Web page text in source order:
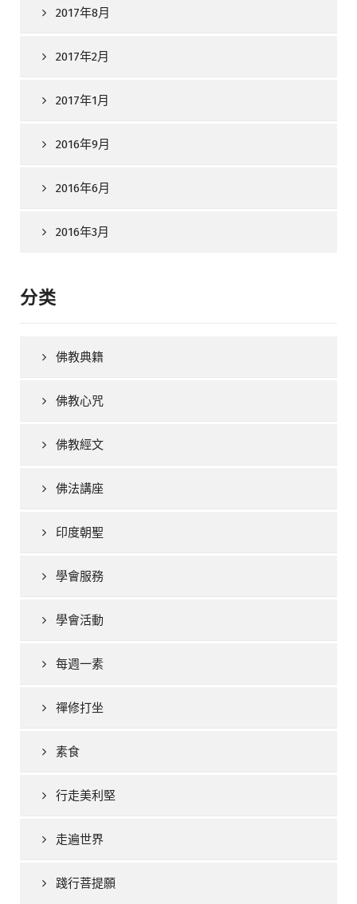
2017年8月
2017年2月
2017年1月
2016年9月
2016年6月
2016年3月
分类
佛教典籍
佛教心咒
佛教經文
佛法講座
印度朝聖
學會服務
學會活動
每週一素
禪修打坐
素食
行走美利堅
走遍世界
踐行菩提願